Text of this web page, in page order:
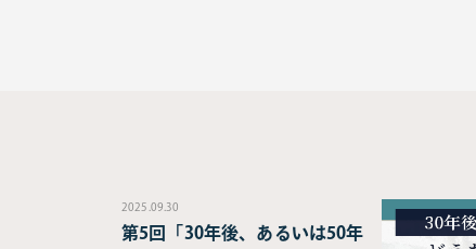
2025.09.30
第5回「30年後、あるいは50年